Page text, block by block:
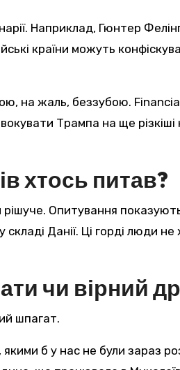
Наприклад, Гюнтер
країни можуть
на жаль, беззубою.
Трампа на ще
хтось питав?
Опитування
Данії. Ці горді люди не
чи вірний
шпагат.
б у нас не були зараз